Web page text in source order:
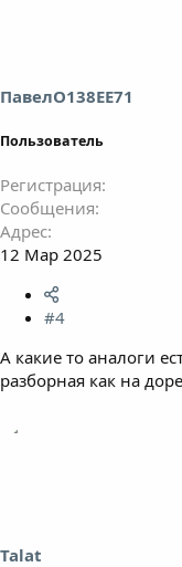
ПавелО138ЕЕ71
Пользователь
Регистрация
Сообщения
Адрес
12 Мар 2025
#4
А какие то аналоги
разборная как на
Talat